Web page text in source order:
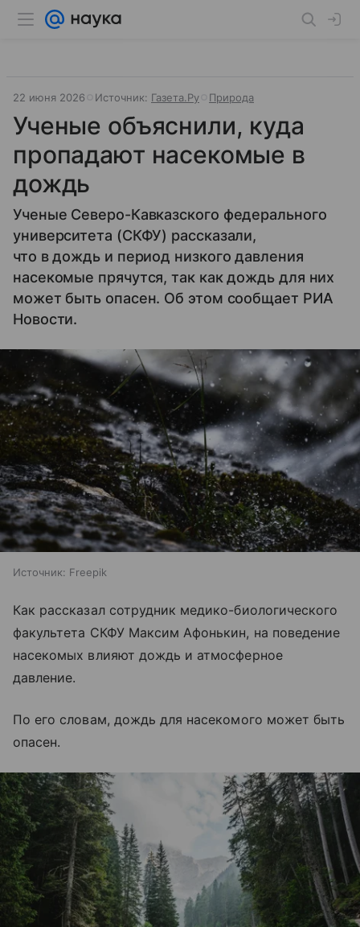
22 июня 2026 Источник: Газета.Ру Природа
Ученые объяснили, куда
пропадают насекомые в
дождь
Ученые Северо-Кавказского федерального
университета (СКФУ) рассказали,
что в дождь и период низкого давления
насекомые прячутся, так как дождь для них
может быть опасен. Об этом сообщает РИА
Новости.
Источник: Freepik
Как рассказал сотрудник медико-биологического
факультета СКФУ Максим Афонькин, на поведение
насекомых влияют дождь и атмосферное
давление.
По его словам, дождь для насекомого может быть
опасен.